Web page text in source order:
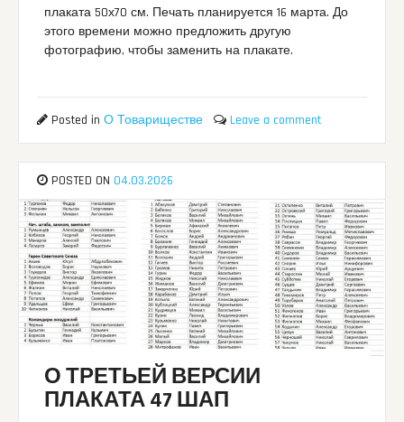
плаката 50х70 см. Печать планируется 16 марта. До
этого времени можно предложить другую
фотографию, чтобы заменить на плакате.
Posted inО Товариществе Leave a comment
POSTED ON 04.03.2026
О ТРЕТЬЕЙ ВЕРСИИ
ПЛАКАТА 47 ШАП